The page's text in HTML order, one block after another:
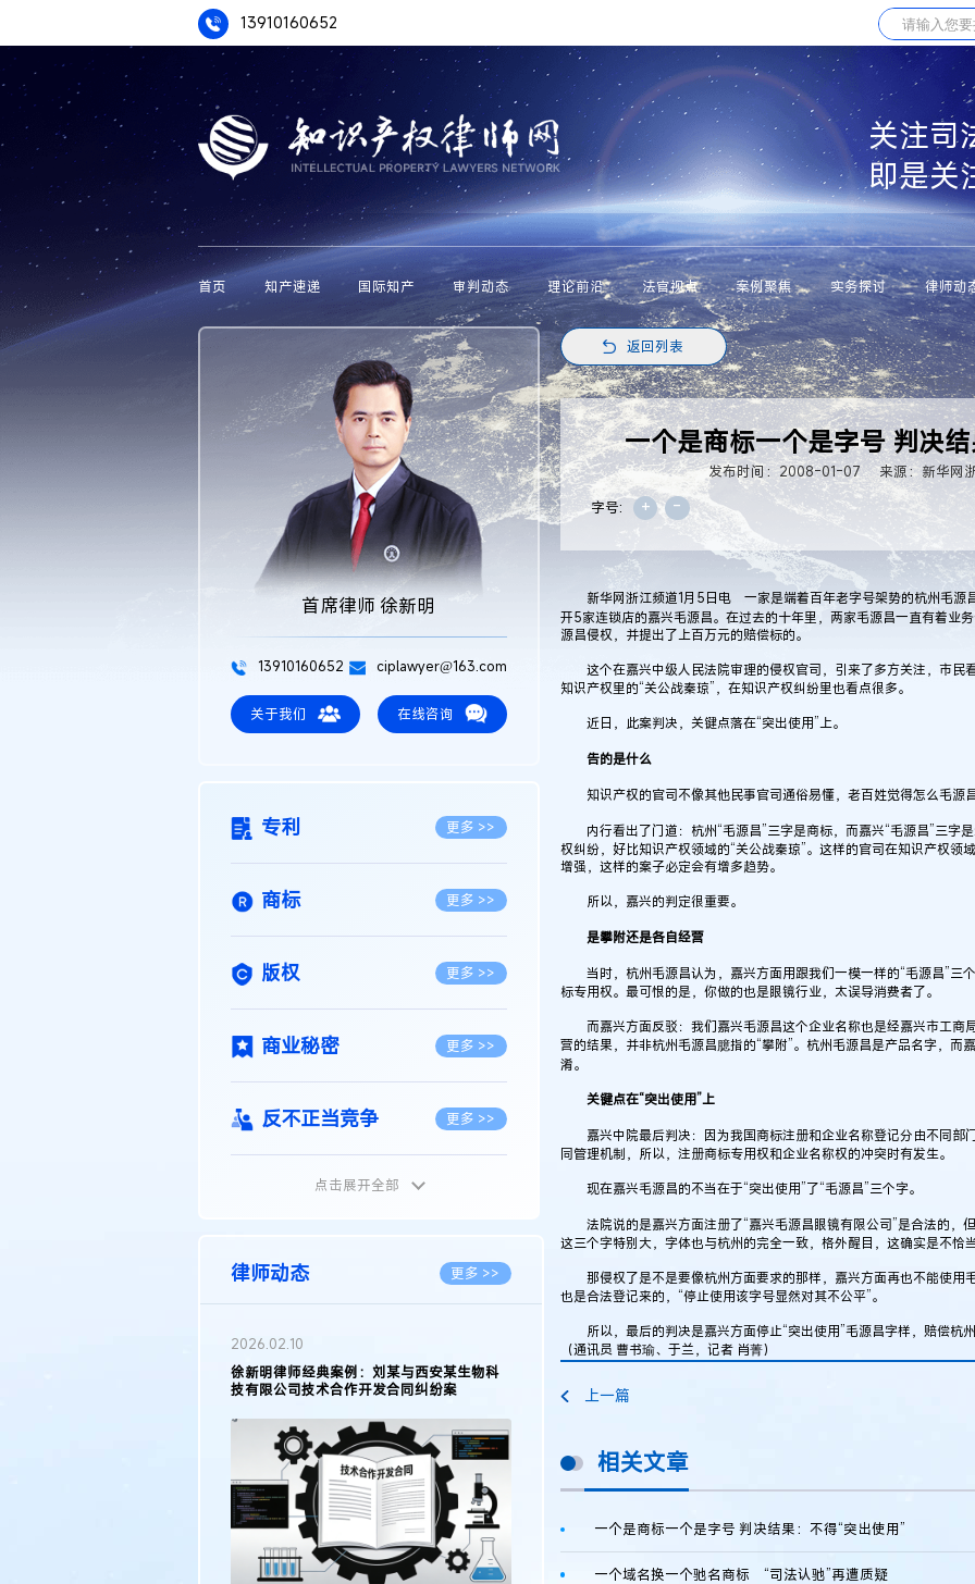
13910160652
关注司
即是关
首页 知产速递 国际知产 审判动态 理论前沿 法官视点 案例聚焦 实务探讨 律师动
首席律师 徐新明
13910160652 ciplawyer@163.com
关于我们 在线咨询
专利 更多 >>
商标 更多 >>
版权 更多 >>
商业秘密 更多 >>
反不正当竞争 更多 >>
植物新品种
地理标志 更多 >>
集成电路布图设计
传统文化 更多 >>
点击展开全部
律师动态 更多 >>
2026.05.11
徐新明律师接受《天津日报》采访：解读
2025年度天津市专利行政保护案例
2026.03.09
报》采访：技术革新下知识产权保护面临新
挑战与应对策略
2026.02.10
返回列表
一个是商标一个是字号 判决
发布时间：2008-01-07
来源：新华网
字号:
+ -
新华网浙江频道1月5日电 一家是端着百年老字号架势的杭州毛源
开5家连锁店的嘉兴毛源昌。在过去的十年里，两家毛源昌一直有着业
源昌侵权，并提出了上百万元的赔偿标的。
这个在嘉兴中级人民法院审理的侵权官司，引来了多方关注，市民
知识产权里的“关公战秦琼”，在知识产权纠纷里也看点很多。
近日，此案判决，关键点落在“突出使用”上。
告的是什么
知识产权的官司不像其他民事官司通俗易懂，老百姓觉得怎么毛源
内行看出了门道：杭州“毛源昌”三字是商标，而嘉兴“毛源昌”三字
权纠纷，好比知识产权领域的“关公战秦琼”。这样的官司在知识产权领
增强，这样的案子必定会有增多趋势。
所以，嘉兴的判定很重要。
是攀附还是各自经营
当时，杭州毛源昌认为，嘉兴方面用跟我们一模一样的“毛源昌”三
标专用权。最可恨的是，你做的也是眼镜行业，太误导消费者了。
而嘉兴方面反驳：我们嘉兴毛源昌这个企业名称也是经嘉兴市工商
营的结果，并非杭州毛源昌臆指的“攀附”。杭州毛源昌是产品名字，而
淆。
关键点在“突出使用”上
嘉兴中院最后判决：因为我国商标注册和企业名称登记分由不同部
同管理机制，所以，注册商标专用权和企业名称权的冲突时有发生。
现在嘉兴毛源昌的不当在于“突出使用”了“毛源昌”三个字。
法院说的是嘉兴方面注册了“嘉兴毛源昌眼镜有限公司”是合法的，
这三个字特别大，字体也与杭州的完全一致，格外醒目，这确实是不恰
那侵权了是不是要像杭州方面要求的那样，嘉兴方面再也不能使用
也是合法登记来的，“停止使用该字号显然对其不公平”。
所以，最后的判决是嘉兴方面停止“突出使用”毛源昌字样，赔偿杭
（通讯员 曹书瑜、于兰，记者 肖菁）
上一篇
相关文章
一个是商标一个是字号 判决结果：不得“突出使用”
一个域名换一个驰名商标 “司法认驰”再遭质疑